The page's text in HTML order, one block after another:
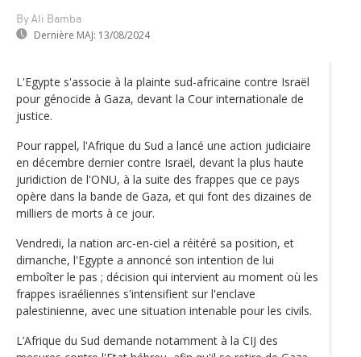
By Ali Bamba
Dernière MAJ: 13/08/2024
L'Egypte s'associe à la plainte sud-africaine contre Israël
pour génocide à Gaza, devant la Cour internationale de
justice.
Pour rappel, l'Afrique du Sud a lancé une action judiciaire
en décembre dernier contre Israël, devant la plus haute
juridiction de l'ONU, à la suite des frappes que ce pays
opère dans la bande de Gaza, et qui font des dizaines de
milliers de morts à ce jour.
Vendredi, la nation arc-en-ciel a réitéré sa position, et
dimanche, l'Egypte a annoncé son intention de lui
emboîter le pas ; décision qui intervient au moment où les
frappes israéliennes s'intensifient sur l'enclave
palestinienne, avec une situation intenable pour les civils.
L’Afrique du Sud demande notamment à la CIJ des